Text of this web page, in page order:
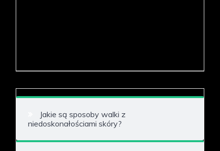
Jakie są sposoby walki z
niedoskonałościami skóry?